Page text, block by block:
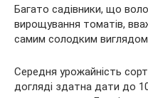
Багато садівники, що
вирощування томатів,
самим солодким виглядом.
Середня урожайність
догляді здатна дати до